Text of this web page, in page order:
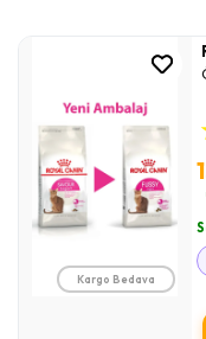
Kargo Bedava